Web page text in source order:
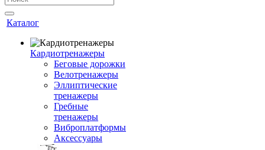
Каталог
Кардиотренажеры
Беговые дорожки
Велотренажеры
Эллиптические
тренажеры
Гребные
тренажеры
Виброплатформы
Аксессуары